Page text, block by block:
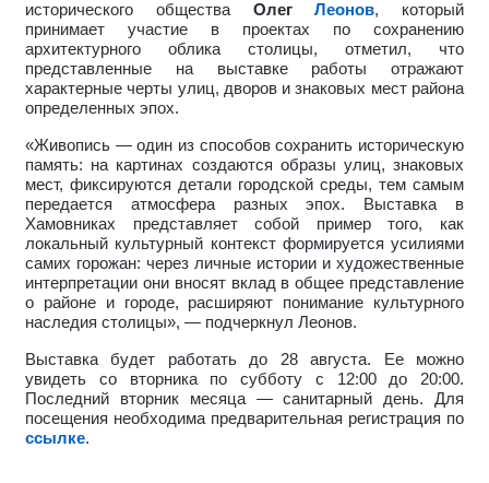
исторического общества ОлегЛеонов, который
принимает участие в проектах по сохранению
архитектурного облика столицы, отметил, что
представленные на выставке работы отражают
характерные черты улиц, дворов и знаковых мест района
определенных эпох.
«Живопись — один из способов сохранить историческую
память: на картинах создаются образы улиц, знаковых
мест, фиксируются детали городской среды, тем самым
передается атмосфера разных эпох.
Выставка в
Хамовниках представляет собой пример того, как
локальный культурный контекст формируется усилиями
самих горожан: через личные истории и художественные
интерпретации они вносят вклад в общее представление
о районе и городе, расширяют понимание культурного
наследия столицы», — подчеркнул Леонов.
Выставка будет работать до 28 августа. Ее можно
увидеть со вторника по субботу с 12:00 до 20:00.
Последний вторник месяца — санитарный день. Для
посещения необходима предварительная регистрация по
ссылке.